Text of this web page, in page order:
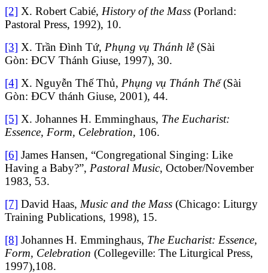
[2] X. Robert Cabié, History of the Mass (Porland:
Pastoral Press, 1992), 10.
[3] X. Trần Đình Tứ, Phụng vụ Thánh lễ(Sài
Gòn: ĐCV Thánh Giuse, 1997), 30.
[4] X. Nguyễn Thế Thủ, Phụng vụ Thánh Thể (Sài
Gòn: ĐCV thánh Giuse, 2001), 44.
[5] X. Johannes H. Emminghaus, The Eucharist:
Essence, Form, Celebration, 106.
[6] James Hansen, “Congregational Singing: Like
Having a Baby?”, Pastoral Music, October/November
1983, 53.
[7] David Haas, Music and the Mass (Chicago: Liturgy
Training Publications, 1998), 15.
[8] Johannes H. Emminghaus, The Eucharist: Essence,
Form, Celebration (Collegeville: The Liturgical Press,
1997),108.